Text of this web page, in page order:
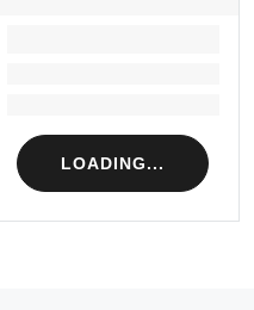
LOADING...